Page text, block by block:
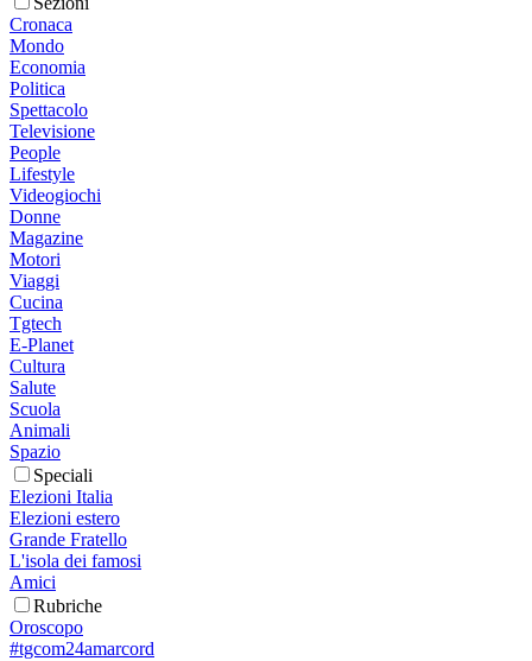
Cronaca
Mondo
Economia
Politica
Spettacolo
Televisione
People
Lifestyle
Videogiochi
Donne
Magazine
Motori
Viaggi
Cucina
Tgtech
E-Planet
Cultura
Salute
Scuola
Animali
Spazio
Speciali
Elezioni Italia
Elezioni estero
Grande Fratello
L'isola dei famosi
Amici
Rubriche
Oroscopo
#tgcom24amarcord